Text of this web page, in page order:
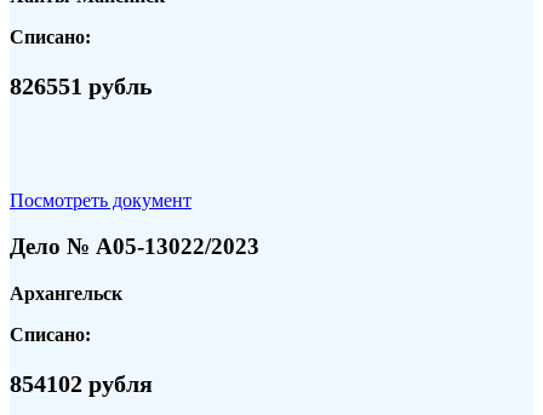
Списано:
826551 рубль
Посмотреть документ
Дело № А05-13022/2023
Архангельск
Списано:
854102 рубля